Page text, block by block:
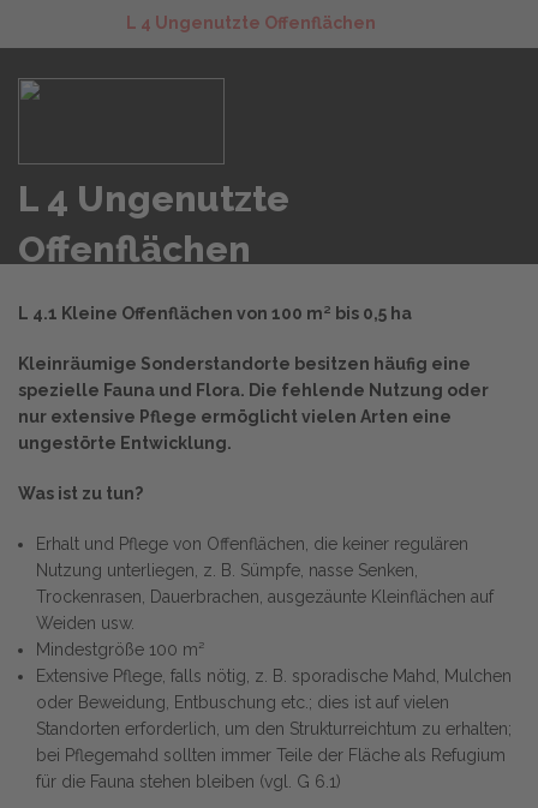
L 4 Ungenutzte Offenflächen
L 4 Ungenutzte
Offenflächen
L 4.1 Kleine Offenflächen von 100 m² bis 0,5 ha
Kleinräumige Sonderstandorte besitzen häufig eine
spezielle Fauna und Flora. Die fehlende Nutzung oder
nur extensive Pflege ermöglicht vielen Arten eine
ungestörte Entwicklung.
Was ist zu tun?
Erhalt und Pflege von Offenflächen, die keiner regulären
Nutzung unterliegen, z. B. Sümpfe, nasse Senken,
Trockenrasen, Dauerbrachen, ausgezäunte Kleinflächen auf
Weiden usw.
Mindestgröße 100 m²
Extensive Pflege, falls nötig, z. B. sporadische Mahd, Mulchen
oder Beweidung, Entbuschung etc.; dies ist auf vielen
Standorten erforderlich, um den Strukturreichtum zu erhalten;
bei Pflegemahd sollten immer Teile der Fläche als Refugium
für die Fauna stehen bleiben (vgl. G 6.1)